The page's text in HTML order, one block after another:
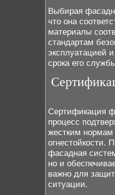
Выбирая
что она
материалы
стандартам
эксплуатацией
срока его
Сертификация
процесс
жестким нормам
огнестойкости.
фасадная
но и
важно для
ситуации.